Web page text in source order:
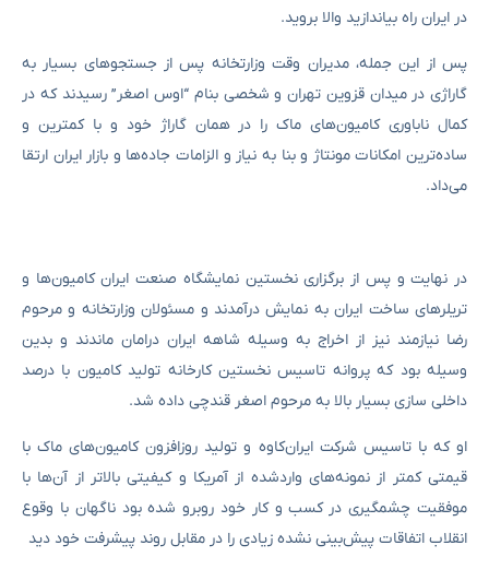
در ایران راه بیاندازید والا بروید.
پس از این جمله، مدیران وقت وزارتخانه پس از جستجوهای بسیار به
گاراژی در میدان قزوین تهران و شخصی بنام “اوس اصغر” رسیدند که در
کمال ناباوری کامیون‌های ماک را در همان گاراژ خود و با کمترین و
ساده‌ترین امکانات مونتاژ و بنا به نیاز و الزامات جاده‌ها و بازار ایران ارتقا
می‌داد.
در نهایت و پس از برگزاری نخستین نمایشگاه صنعت ایران کامیون‌ها و
تریلرهای ساخت ایران به نمایش درآمدند و مسئولان وزارتخانه و مرحوم
رضا نیازمند نیز از اخراج به‌ وسیله شاهه ایران درامان ماندند و بدین
وسیله بود که پروانه تاسیس نخستین کارخانه تولید کامیون با درصد
داخلی سازی بسیار بالا به مرحوم اصغر قندچی داده شد.
او که با تاسیس شرکت ایران‌کاوه و تولید روزافزون کامیون‌های ماک با
قیمتی کمتر از نمونه‌های واردشده از آمریکا و کیفیتی بالاتر از آن‌ها با
موفقیت چشمگیری در کسب و کار خود روبرو شده بود ناگهان با وقوع
انقلاب اتفاقات پیش‌بینی نشده زیادی را در مقابل روند پیشرفت خود دید